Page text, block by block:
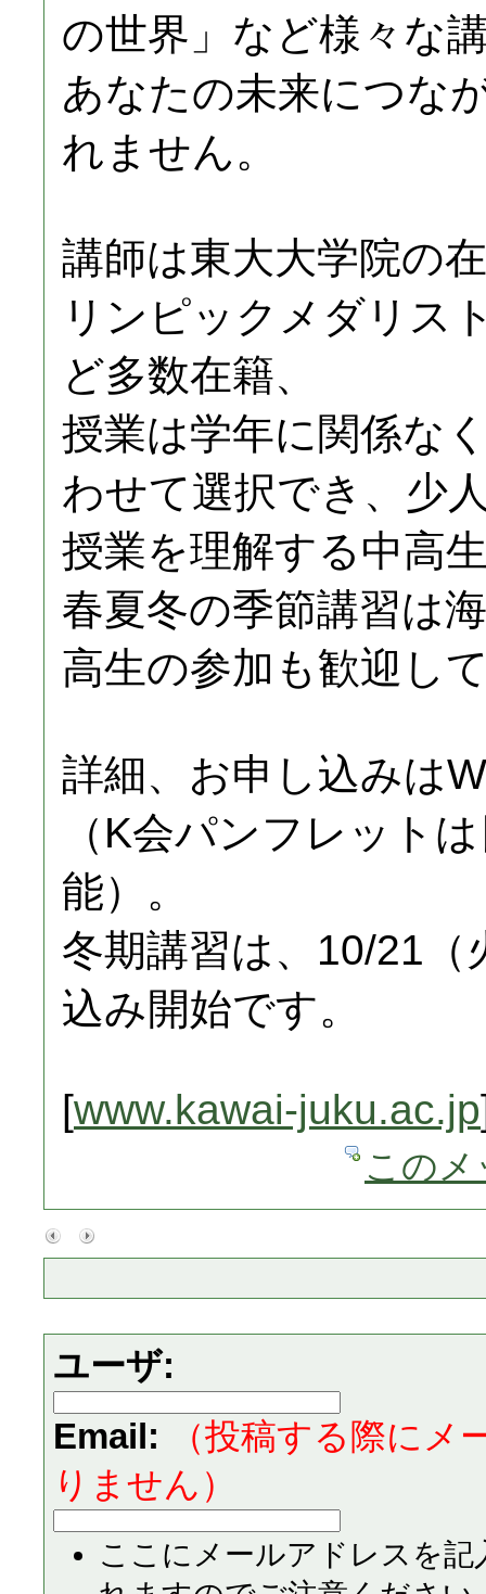
の世界」など様々な
あなたの未来につな
れません。
講師は東大大学院の
リンピックメダリス
ど多数在籍、
授業は学年に関係な
わせて選択でき、少
授業を理解する中高
春夏冬の季節講習は
高生の参加も歓迎し
詳細、お申し込みは
（K会パンフレット
能）。
冬期講習は、10/21
込み開始です。
[www.kawai-juku.ac.jp
この
ユーザ:
Email:
（投稿する際に
りません）
ここにメールアドレスを